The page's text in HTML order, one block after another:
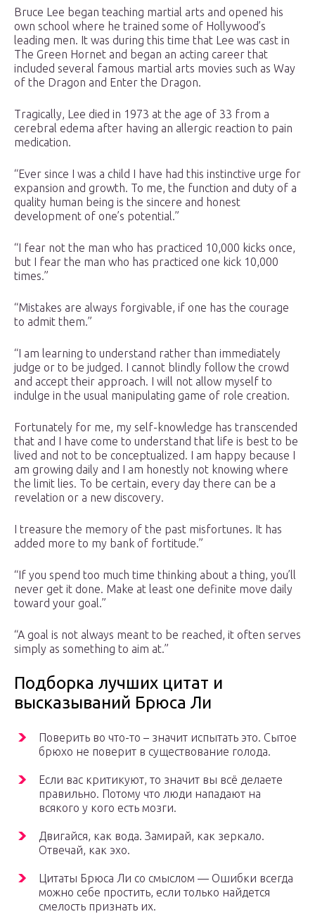
Bruce Lee began teaching martial arts and opened his
own school where he trained some of Hollywood’s
leading men. It was during this time that Lee was cast in
The Green Hornet and began an acting career that
included several famous martial arts movies such as Way
of the Dragon and Enter the Dragon.
Tragically, Lee died in 1973 at the age of 33 from a
cerebral edema after having an allergic reaction to pain
medication.
“Ever since I was a child I have had this instinctive urge for
expansion and growth. To me, the function and duty of a
quality human being is the sincere and honest
development of one’s potential.”
“I fear not the man who has practiced 10,000 kicks once,
but I fear the man who has practiced one kick 10,000
times.”
“Mistakes are always forgivable, if one has the courage
to admit them.”
“I am learning to understand rather than immediately
judge or to be judged. I cannot blindly follow the crowd
and accept their approach. I will not allow myself to
indulge in the usual manipulating game of role creation.
Fortunately for me, my self-knowledge has transcended
that and I have come to understand that life is best to be
lived and not to be conceptualized. I am happy because I
am growing daily and I am honestly not knowing where
the limit lies. To be certain, every day there can be a
revelation or a new discovery.
I treasure the memory of the past misfortunes. It has
added more to my bank of fortitude.”
“If you spend too much time thinking about a thing, you’ll
never get it done. Make at least one definite move daily
toward your goal.”
“A goal is not always meant to be reached, it often serves
simply as something to aim at.”
Подборка лучших цитат и
высказываний Брюса Ли
Поверить во что-то – значит испытать это. Сытое
брюхо не поверит в существование голода.
Если вас критикуют, то значит вы всё делаете
правильно. Потому что люди нападают на
всякого у кого есть мозги.
Двигайся, как вода. Замирай, как зеркало.
Отвечай, как эхо.
Цитаты Брюса Ли со смыслом — Ошибки всегда
можно себе простить, если только найдется
смелость признать их.